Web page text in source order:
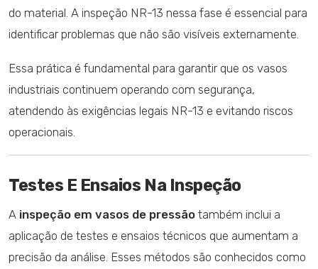
do material. A inspeção NR-13 nessa fase é essencial para
identificar problemas que não são visíveis externamente.
Essa prática é fundamental para garantir que os vasos
industriais continuem operando com segurança,
atendendo às exigências legais NR-13 e evitando riscos
operacionais.
Testes E Ensaios Na Inspeção
A inspeção em vasos de pressão também inclui a
aplicação de testes e ensaios técnicos que aumentam a
precisão da análise. Esses métodos são conhecidos como